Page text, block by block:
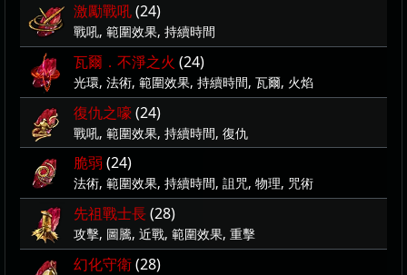
激勵戰吼(24)
戰吼, 範圍效果, 持續時間
瓦爾．不淨之火 (24)
光環, 法術, 範圍效果, 持續時間, 瓦爾, 火焰
復仇之嚎(24)
戰吼, 範圍效果, 持續時間, 復仇
脆弱 (24)
法術, 範圍效果, 持續時間, 詛咒, 物理, 咒術
先祖戰士長(28)
攻擊, 圖騰, 近戰, 範圍效果, 重擊
幻化守衛(28)